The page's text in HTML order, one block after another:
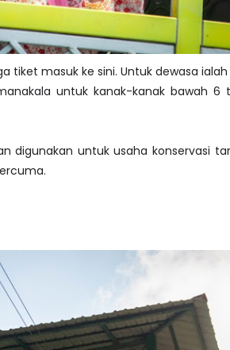
tiket masuk ke sini. Untuk dewasa ialah
untuk kanak-kanak bawah 6
digunakan untuk usaha konservasi